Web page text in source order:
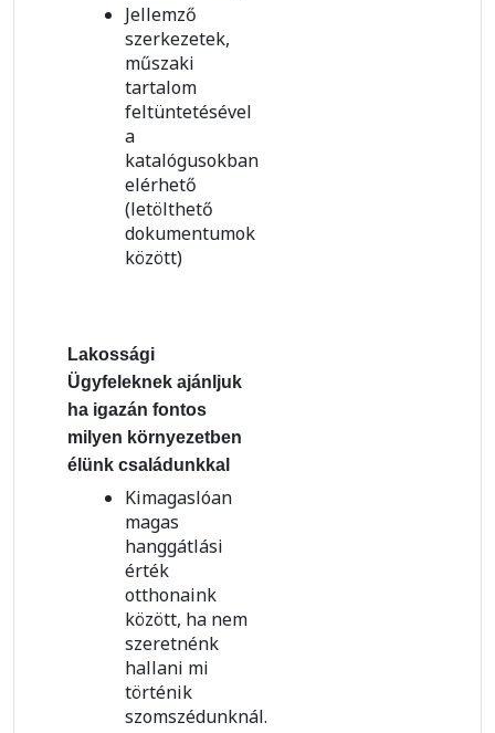
Jellemző
szerkezetek,
műszaki
tartalom
feltüntetésével
a
katalógusokban
elérhető
(letölthető
dokumentumok
között)
Lakossági
Ügyfeleknek ajánljuk
ha igazán fontos
milyen környezetben
élünk családunkkal
Kimagaslóan
magas
hanggátlási
érték
otthonaink
között, ha nem
szeretnénk
hallani mi
történik
szomszédunknál.